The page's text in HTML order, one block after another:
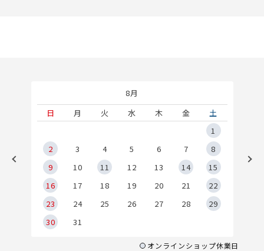
8月
日
月 火 水 木 金
土
1
2
3 4 5 6 7
8
9
10 11 12 13 14
15
16
17 18 19 20 21
22
23
24 25 26 27 28
29
30
31
オンラインショップ休業日